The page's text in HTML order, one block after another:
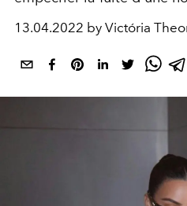
13.04.2022 by Victória